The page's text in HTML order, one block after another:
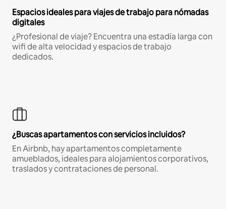
Espacios ideales para viajes de trabajo para nómadas
digitales
¿Profesional de viaje? Encuentra una estadía larga con
wifi de alta velocidad y espacios de trabajo
dedicados.
¿Buscas apartamentos con servicios incluidos?
En Airbnb, hay apartamentos completamente
amueblados, ideales para alojamientos corporativos,
traslados y contrataciones de personal.